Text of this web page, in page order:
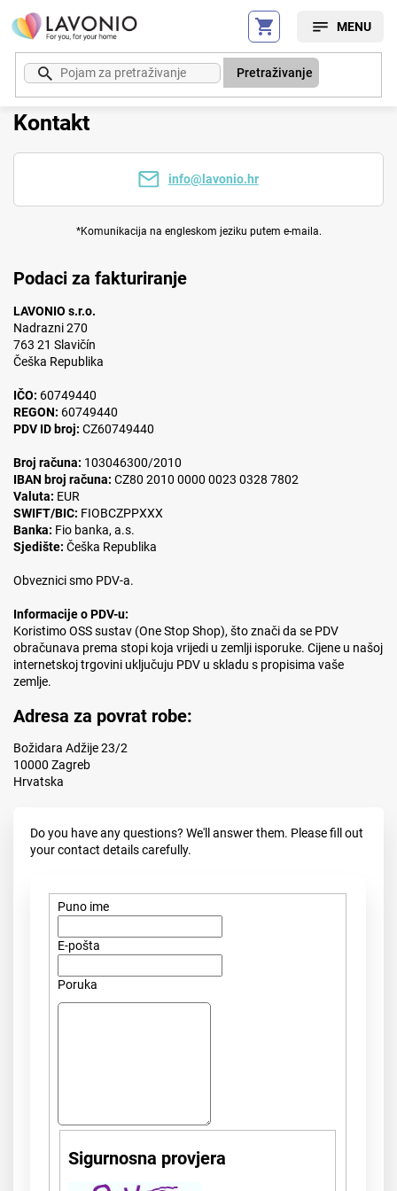
Preskoči
na
sadržaj
Pretraživanje
Kontakt
info@lavonio.hr
*Komunikacija na engleskom jeziku putem e-maila.
Podaci za fakturiranje
LAVONIO s.r.o.
Nadrazni 270
763 21 Slavičín
Češka Republika
IČO: 60749440
REGON: 60749440
PDV ID broj: CZ60749440
Broj računa: 103046300/2010
IBAN broj računa: CZ80 2010 0000 0023 0328 7802
Valuta: EUR
SWIFT/BIC: FIOBCZPPXXX
Banka: Fio banka, a.s.
Sjedište: Češka Republika
Obveznici smo PDV-a.
Informacije o PDV-u:
Koristimo OSS sustav (One Stop Shop), što znači da se PDV
obračunava prema stopi koja vrijedi u zemlji isporuke. Cijene u našoj
internetskoj trgovini uključuju PDV u skladu s propisima vaše
zemlje.
Adresa za povrat robe:
Božidara Adžije 23/2
10000 Zagreb
Hrvatska
Do you have any questions? We'll answer them. Please fill out
your contact details carefully.
Puno ime
E-pošta
Poruka
Sigurnosna provjera